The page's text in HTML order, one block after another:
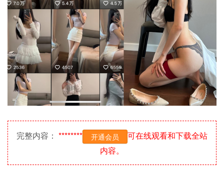
完整内容： ******** 开通会员
可在线观看和下载全站
内容。